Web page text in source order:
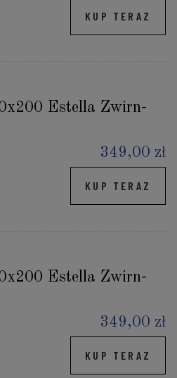
KUP TERAZ
Estella Zwirn-
349,00 zł
KUP TERAZ
Estella Zwirn-
349,00 zł
KUP TERAZ